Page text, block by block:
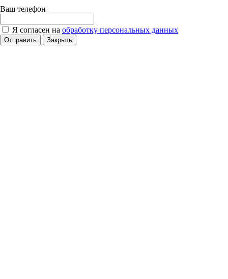
Ваш телефон
Я согласен на обработку персональных данных
Отправить Закрыть